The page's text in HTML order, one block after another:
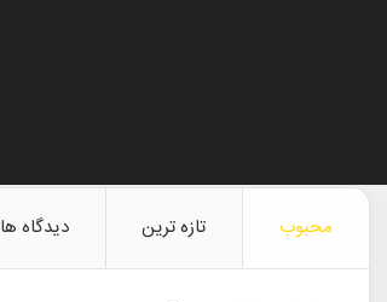
محبوب تازه ترین دیدگاه ها